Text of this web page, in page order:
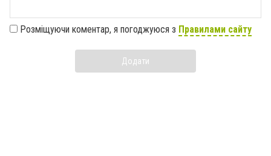
Розміщуючи коментар, я погоджуюся з Правилами сайту
Додати